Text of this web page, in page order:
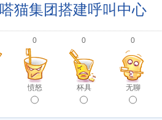
猫集团搭建呼叫中心
0
愤怒
0
杯具
0
无聊